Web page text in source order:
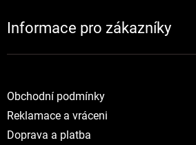
NOVINKY
Informace pro zákazníky
Obchodní podmínky
Reklamace a vráceni
Doprava a platba